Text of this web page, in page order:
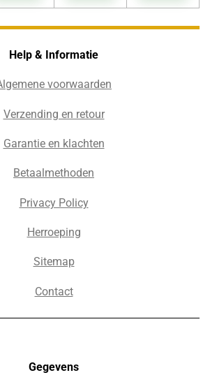
Help & Informatie
voorwaarden
Verzending en retour
Garantie en klachten
Betaalmethoden
Privacy Policy
Herroeping
Sitemap
Contact
Gegevens